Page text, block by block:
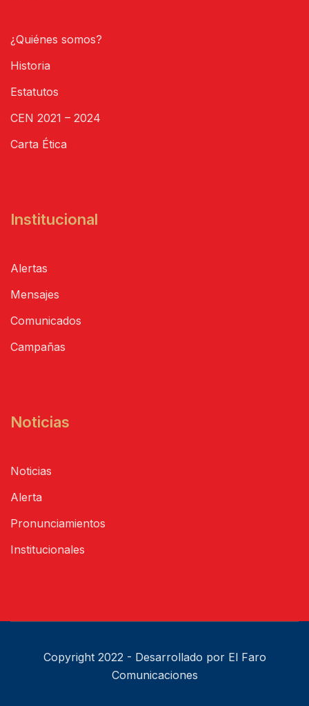
¿Quiénes somos?
Historia
Estatutos
CEN 2021 – 2024
Carta Ética
Institucional
Alertas
Mensajes
Comunicados
Campañas
Noticias
Noticias
Alerta
Pronunciamientos
Institucionales
Copyright 2022 - Desarrollado por El Faro
Comunicaciones